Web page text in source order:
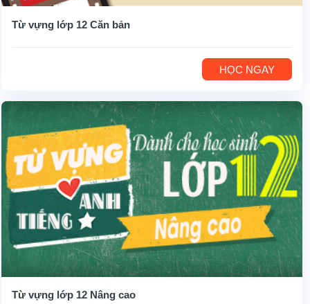
Từ vựng lớp 12 Căn bản
HỌC NGAY
Từ vựng lớp 12 Nâng cao